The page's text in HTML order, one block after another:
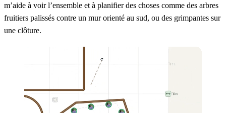
m’aide à voir l’ensemble et à planifier des choses comme des arbres
fruitiers palissés contre un mur orienté au sud, ou des grimpantes sur
une clôture.